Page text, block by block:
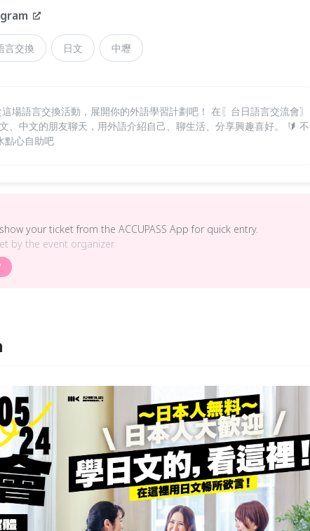
言交換 日文 中壢
場語言交換活動，展開你的外語學習計劃吧！ 在〖台日語言交流會〗
、中文的朋友聊天，用外語介紹自己、聊生活、分享興趣喜好。 🔰 不
點心自助吧
your ticket from the ACCUPASS App for quick entry.
by the event organizer.